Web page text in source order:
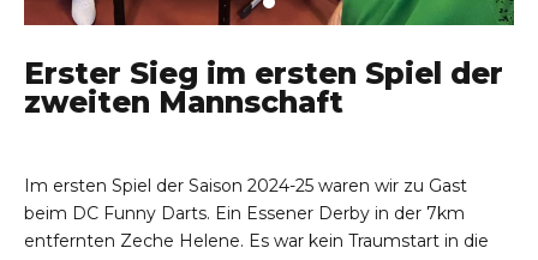
Erster Sieg im ersten Spiel der
zweiten Mannschaft
Im ersten Spiel der Saison 2024-25 waren wir zu Gast
beim DC Funny Darts. Ein Essener Derby in der 7km
entfernten Zeche Helene. Es war kein Traumstart in die